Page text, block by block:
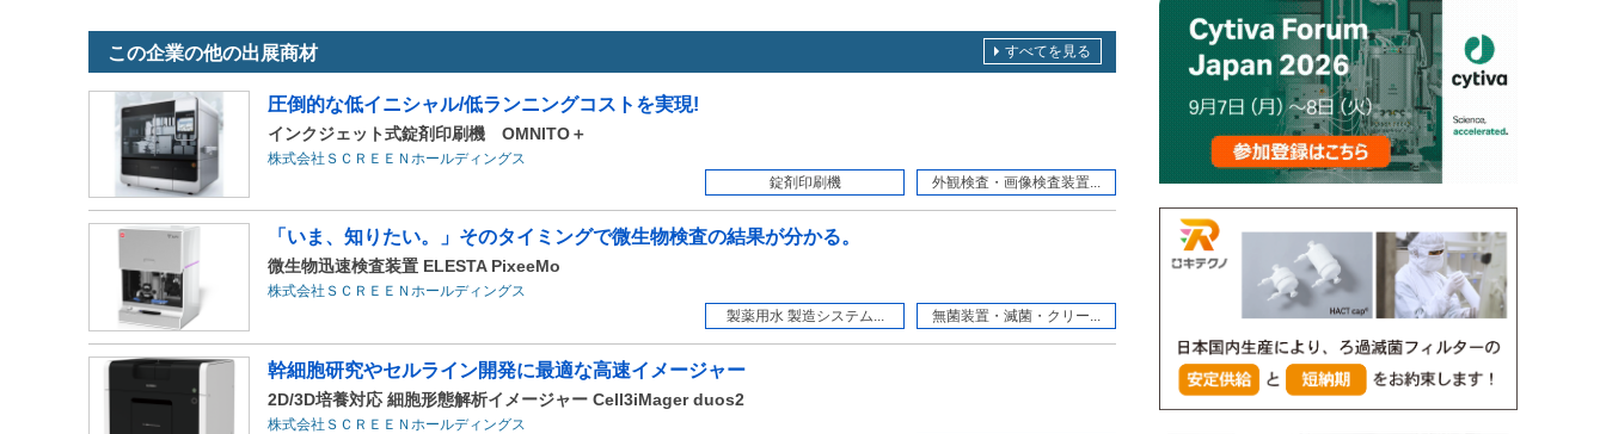
この企業の他の出展商材
圧倒的な低イニシャル/低ランニングコストを実現!
インクジェット式錠剤印刷機 OMNITO＋
株式会社ＳＣＲＥＥＮホールディングス
錠剤印刷機
外観検査・画像検査装置...
「いま、知りたい。」そのタイミングで微生物検査の結果が分かる。
微生物迅速検査装置 ELESTA PixeeMo
株式会社ＳＣＲＥＥＮホールディングス
製薬用水 製造システム...
無菌装置・滅菌・クリー...
幹細胞研究やセルライン開発に最適な高速イメージャー
2D/3D培養対応 細胞形態解析イメージャー Cell3iMager duos2
株式会社ＳＣＲＥＥＮホールディングス
すべてを見る